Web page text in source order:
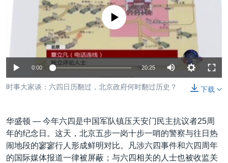
全球议题
科教·文娱·体健
环境
白宫要闻
国会报道
美中关系
美国建国250周年
埃博拉疫情
台海两岸关系
南中国海争端
VOA视频
VOA今日焦点
中文广播
关注我们
其他语言网站
没有媒体可用资源
0:00 20:25
下载
时事大家谈：六四日历翻过，北京政府何时翻过历史？
华盛顿 — 今年六四是中国军队镇压天安门民主抗议者25周
年的纪念日。这天，北京五步一岗十步一哨的警察与往日热
闹地段的寥寥行人形成鲜明对比。凡涉六四事件和六四周年
的国际媒体报道一律被屏蔽；与六四相关的人士也被收监关